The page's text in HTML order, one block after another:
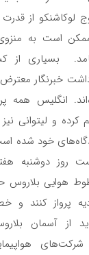
لوکاشنکو از
ممکن است به
بسیاری از
خبرنگار
انگلیس همه
کرده و لیتوانی
خود شده
روز دوشنبه
هوایی بلاروس
پرواز کنند و
از آسمان
شرکت‌های